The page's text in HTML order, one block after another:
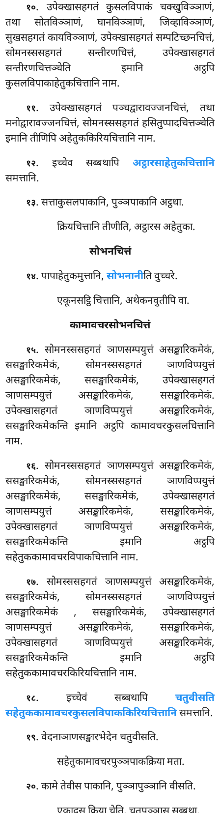
१०. उपेक्खासहगतं कुसलविपाकं चक्खुविञ्ञाणं,
तथा सोतविञ्ञाणं, घानविञ्ञाणं, जिव्हाविञ्ञाणं,
सुखसहगतं कायविञ्ञाणं, उपेक्खासहगतं सम्पटिच्छनचित्तं,
सोमनस्ससहगतं सन्तीरणचित्तं, उपेक्खासहगतं
सन्तीरणचित्तञ्चेति इमानि अट्ठपि
कुसलविपाकाहेतुकचित्तानि नाम.
११. उपेक्खासहगतं पञ्चद्वारावज्जनचित्तं, तथा
मनोद्वारावज्जनचित्तं, सोमनस्ससहगतं हसितुप्पादचित्तञ्चेति
इमानि तीणिपि अहेतुककिरियचित्तानि नाम.
१२. इच्चेव सब्बथापि अट्ठारसाहेतुकचित्तानि
समत्तानि.
१३. सत्ताकुसलपाकानि, पुञ्ञपाकानि अट्ठधा.
क्रियचित्तानि तीणीति, अट्ठारस अहेतुका.
सोभनचित्तं
१४. पापाहेतुकमुत्तानि,सोभनानीति वुच्चरे.
एकूनसट्ठि चित्तानि, अथेकनवुतीपि वा.
कामावचरसोभनचित्तं
१५. सोमनस्ससहगतं ञाणसम्पयुत्तं असङ्खारिकमेकं,
ससङ्खारिकमेकं, सोमनस्ससहगतं ञाणविप्पयुत्तं
असङ्खारिकमेकं, ससङ्खारिकमेकं, उपेक्खासहगतं
ञाणसम्पयुत्तं असङ्खारिकमेकं, ससङ्खारिकमेकं.
उपेक्खासहगतं ञाणविप्पयुत्तं असङ्खारिकमेकं,
ससङ्खारिकमेकन्ति इमानि अट्ठपि कामावचरकुसलचित्तानि
नाम.
१६. सोमनस्ससहगतं ञाणसम्पयुत्तं असङ्खारिकमेकं,
ससङ्खारिकमेकं, सोमनस्ससहगतं ञाणविप्पयुत्तं
असङ्खारिकमेकं, ससङ्खारिकमेकं, उपेक्खासहगतं
ञाणसम्पयुत्तं असङ्खारिकमेकं, ससङ्खारिकमेकं,
उपेक्खासहगतं ञाणविप्पयुत्तं असङ्खारिकमेकं,
ससङ्खारिकमेकन्ति इमानि अट्ठपि
सहेतुककामावचरविपाकचित्तानि नाम.
१७. सोमस्ससहगतं ञाणसम्पयुत्तं असङ्खारिकमेकं,
ससङ्खारिकमेकं, सोमनस्ससहगतं ञाणविप्पयुत्तं
असङ्खारिकमेकं , ससङ्खारिकमेकं, उपेक्खासहगतं
ञाणसम्पयुत्तं असङ्खारिकमेकं, ससङ्खारिकमेकं,
उपेक्खासहगतं ञाणविप्पयुत्तं असङ्खारिकमेकं,
ससङ्खारिकमेकन्ति इमानि अट्ठपि
सहेतुककामावचरकिरियचित्तानि नाम.
१८. इच्चेवं सब्बथापि चतुवीसति
सहेतुककामावचरकुसलविपाककिरियचित्तानिसमत्तानि.
१९. वेदनाञाणसङ्खारभेदेन चतुवीसति.
सहेतुकामावचरपुञ्ञपाकक्रिया मता.
२०. कामे तेवीस पाकानि, पुञ्ञापुञ्ञानि वीसति.